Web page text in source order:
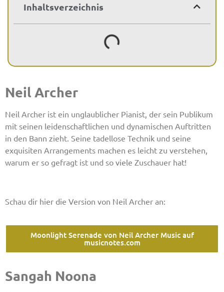
Inhaltsverzeichnis
Neil Archer
Neil Archer ist ein unglaublicher Pianist, der sein Publikum
mit seinen leidenschaftlichen und dynamischen Auftritten
in den Bann zieht. Seine tadellose Technik und seine
exquisiten Arrangements machen es leicht zu verstehen,
warum er so gefragt ist und so viele Zuschauer hat!
Schau dir hier die Version von Neil Archer an:
Moonlight Serenade von Neil Archer Music auf
musicnotes.com
Sangah Noona